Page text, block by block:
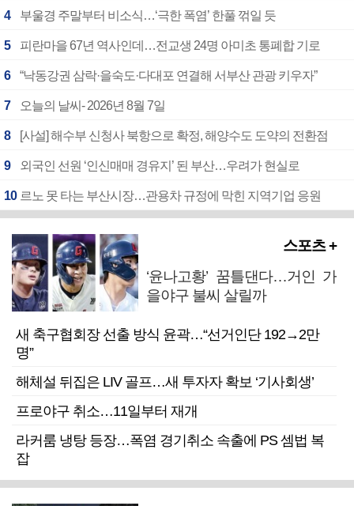
4 부울경 주말부터 비소식…‘극한 폭염’ 한풀 꺾일 듯
5 피란마을 67년 역사인데…전교생 24명 아미초 통폐합 기로
6 “낙동강권 삼락·을숙도·다대포 연결해 서부산 관광 키우자”
7 오늘의 날씨- 2026년 8월 7일
8 [사설] 해수부 신청사 북항으로 확정, 해양수도 도약의 전환점
9 외국인 선원 ‘인신매매 경유지’ 된 부산…우려가 현실로
10 르노 못 타는 부산시장…관용차 규정에 막힌 지역기업 응원
스포츠 +
‘윤나고황’ 꿈틀댄다…거인 가
을야구 불씨 살릴까
새 축구협회장 선출 방식 윤곽…“선거인단 192→2만
명”
해체설 뒤집은 LIV 골프…새 투자자 확보 ‘기사회생’
프로야구 취소…11일부터 재개
라커룸 냉탕 등장…폭염 경기취소 속출에 PS 셈법 복
잡